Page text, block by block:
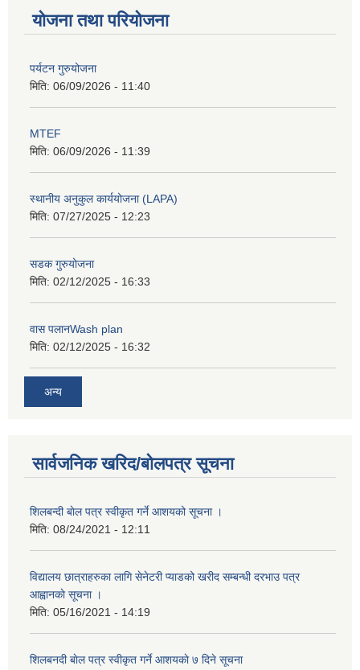
योजना तथा परियोजना
पर्यटन गुरुयोजना
मिति: 06/09/2026 - 11:40
MTEF
मिति: 06/09/2026 - 11:39
स्थानीय अनुकुल कार्ययोजना (LAPA)
मिति: 07/27/2025 - 12:23
सडक गुरुयोजना
मिति: 02/12/2025 - 16:33
वास पलानWash plan
मिति: 02/12/2025 - 16:32
अन्य
सार्वजनिक खरिद/बोलपत्र सूचना
शिलबन्दी बाेल पत्र स्वीकृत गर्ने आशयको सूचना ।
मिति: 08/24/2021 - 12:11
विद्यालय छात्राहरुका लागि सेनेटरी प्याडको खरीद सम्बन्धी दरभाउ पत्र
आह्वानकाे सूचना ।
मिति: 05/16/2021 - 14:19
शिलबनदी बाेल पत्र स्वीकृत गर्ने आशयकाे ७ दिने सूचना